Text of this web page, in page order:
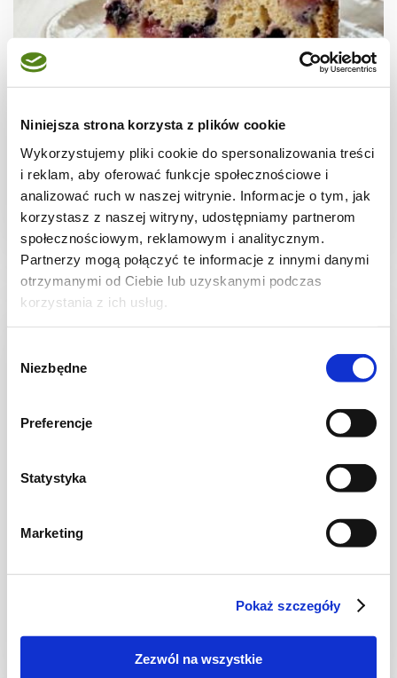
Niniejsza strona korzysta z plików cookie
Wykorzystujemy pliki cookie do spersonalizowania treści
i reklam, aby oferować funkcje społecznościowe i
analizować ruch w naszej witrynie. Informacje o tym, jak
korzystasz z naszej witryny, udostępniamy partnerom
społecznościowym, reklamowym i analitycznym.
Partnerzy mogą połączyć te informacje z innymi danymi
otrzymanymi od Ciebie lub uzyskanymi podczas
korzystania z ich usług.
zgody
Niezbędne
Preferencje
Statystyka
Marketing
Pokaż szczegóły
Zezwól na wszystkie
Ciasto jogurtowe z letnimi owocami i
kruszonką
1 godz. 3429 kcal 12
CIASTA I TORTY
czekoladowe
5117 kcal